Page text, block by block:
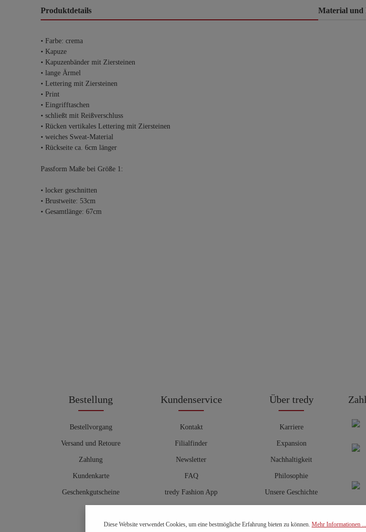
Produktdetails Material und
• Farbe: crema
• Kapuze
• Kapuzenbänder mit Ziersteinen
• lange Ärmel
• Lettering mit Ziersteinen
• Print
• Eingrifftaschen
• schließt mit Reißverschluss
• Rücken vertikales Lettering mit Ziersteinen
• weiches Sweat-Material
• Rückseite ca. 6cm länger
Passform Maße bei Größe 1:
• locker geschnitten
• Brustweite: 53cm
• Gesamtlänge: 67cm
Bestellung
Bestellvorgang
Versand und Retoure
Zahlung
Kundenkarte
Geschenkgutscheine
Kundenservice
Kontakt
Filialfinder
Newsletter
FAQ
tredy Fashion App
Hosenberater
Über tredy
Karriere
Expansion
Nachhaltigkeit
Philosophie
Unsere Geschichte
Diese Website verwendet Cookies, um eine bestmögliche Erfahrung bieten zu können. Mehr Informationen ...